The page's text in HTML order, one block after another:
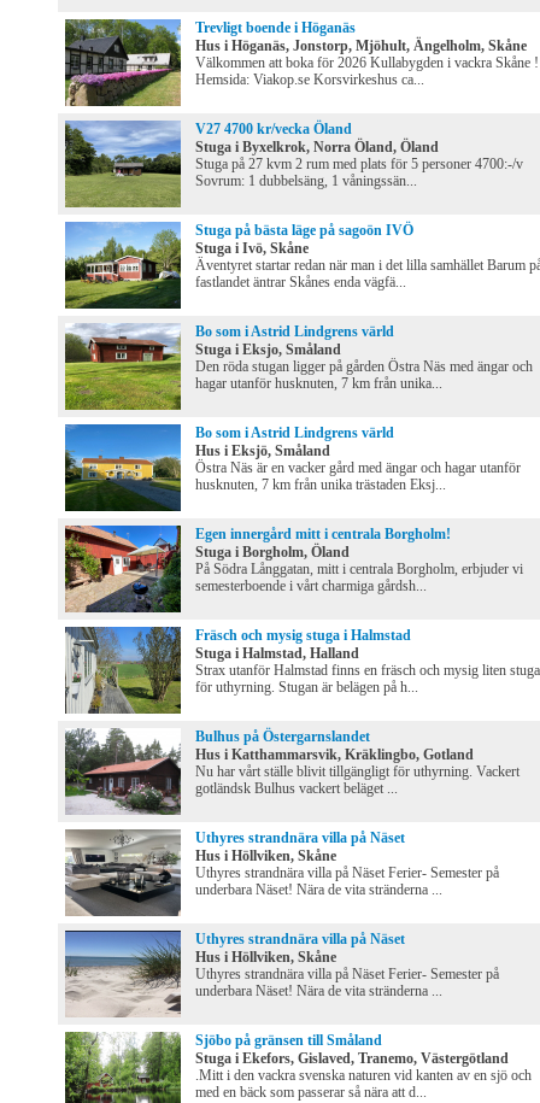
Trevligt boende i Höganäs
Hus i Höganäs, Jonstorp, Mjöhult, Ängelholm, Skåne
Välkommen att boka för 2026 Kullabygden i vackra Skåne
Hemsida: Viakop.se Korsvirkeshus ca...
V27 4700 kr/vecka Öland
Stuga i Byxelkrok, Norra Öland, Öland
Stuga på 27 kvm 2 rum med plats för 5 personer 4700:-/v
Sovrum: 1 dubbelsäng, 1 våningssän...
Stuga på bästa läge på sagoön IVÖ
Stuga i Ivö, Skåne
Äventyret startar redan när man i det lilla samhället Barum
fastlandet äntrar Skånes enda vägfä...
Bo som i Astrid Lindgrens värld
Stuga i Eksjo, Småland
Den röda stugan ligger på gården Östra Näs med ängar och
hagar utanför husknuten, 7 km från unika...
Bo som i Astrid Lindgrens värld
Hus i Eksjö, Småland
Östra Näs är en vacker gård med ängar och hagar utanför
husknuten, 7 km från unika trästaden Eksj...
Egen innergård mitt i centrala Borgholm!
Stuga i Borgholm, Öland
På Södra Långgatan, mitt i centrala Borgholm, erbjuder vi
semesterboende i vårt charmiga gårdsh...
Fräsch och mysig stuga i Halmstad
Stuga i Halmstad, Halland
Strax utanför Halmstad finns en fräsch och mysig liten stuga
för uthyrning. Stugan är belägen på h...
Bulhus på Östergarnslandet
Hus i Katthammarsvik, Kräklingbo, Gotland
Nu har vårt ställe blivit tillgängligt för uthyrning. Vackert
gotländsk Bulhus vackert beläget ...
Uthyres strandnära villa på Näset
Hus i Höllviken, Skåne
Uthyres strandnära villa på Näset Ferier- Semester på
underbara Näset! Nära de vita stränderna ...
Uthyres strandnära villa på Näset
Hus i Höllviken, Skåne
Uthyres strandnära villa på Näset Ferier- Semester på
underbara Näset! Nära de vita stränderna ...
Sjöbo på gränsen till Småland
Stuga i Ekefors, Gislaved, Tranemo, Västergötland
.Mitt i den vackra svenska naturen vid kanten av en sjö och
med en bäck som passerar så nära att d...